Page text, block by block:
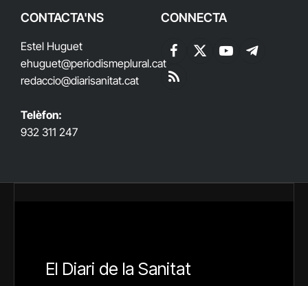
CONTACTA'NS
Estel Huguet
ehuguet@periodismeplural.cat
redaccio@diarisanitat.cat
Telèfon:
932 311 247
CONNECTA
Facebook
X
YouTubeTelegram
RSS